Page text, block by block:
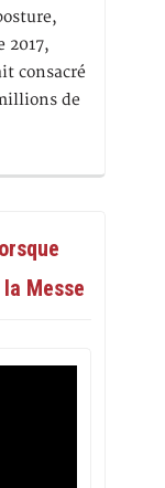
2017,
consacré
de
Messe